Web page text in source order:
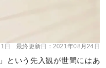
日 最終更新日： 2021年08月24日
という先入観が世間にはあ